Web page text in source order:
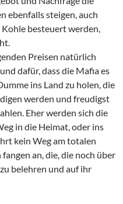
ebenfalls steigen, auch
besteuert werden,
Preisen natürlich
dafür, dass die Mafia es
ins Land zu holen, die
werden und freudigst
Eher werden sich die
in die Heimat, oder ins
kein Weg am totalen
an, die, die noch über
belehren und auf ihr